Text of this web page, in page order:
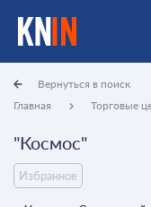
Главная Торговые
Вернуться в поиск
"Космос"
Избранное